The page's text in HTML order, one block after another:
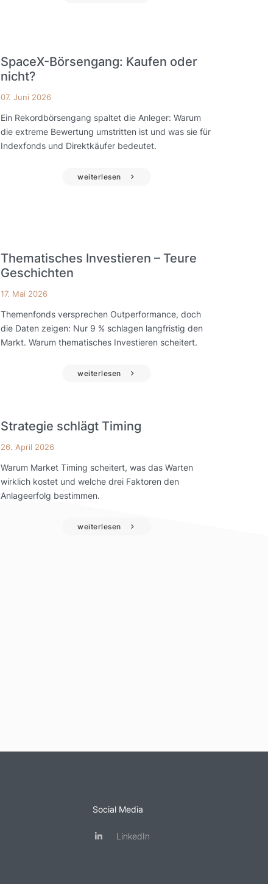
SpaceX-Börsengang: Kaufen oder
nicht?
07. Juni 2026
Ein Rekordbörsengang spaltet die Anleger: Warum
die extreme Bewertung umstritten ist und was sie für
Indexfonds und Direktkäufer bedeutet.
weiterlesen
Thematisches Investieren – Teure
Geschichten
17. Mai 2026
Themenfonds versprechen Outperformance, doch
die Daten zeigen: Nur 9 % schlagen langfristig den
Markt. Warum thematisches Investieren scheitert.
weiterlesen
Strategie schlägt Timing
26. April 2026
Warum Market Timing scheitert, was das Warten
wirklich kostet und welche drei Faktoren den
Anlageerfolg bestimmen.
weiterlesen
Social Media
LinkedIn